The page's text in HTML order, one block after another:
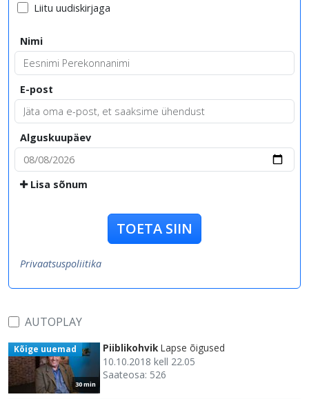
Liitu uudiskirjaga
Nimi
E-post
Alguskuupäev
Lisa sõnum
TOETA SIIN
Privaatsuspoliitika
AUTOPLAY
30 min
Kõige uuemad Piiblikohvik Lapse õigused
10.10.2018 kell 22.05
Saateosa: 526